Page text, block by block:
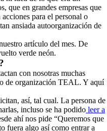
que en grandes empresas que
para el personal o
ansiada autoorganización de
artículo del mes. De
verde neón.
con nosotras muchas
de organización TEAL. Y aquí
así, tal cual. La persona de
incluso se ha podido leer a
ahí nos pide “Queremos que
fuera algo así como entrar a